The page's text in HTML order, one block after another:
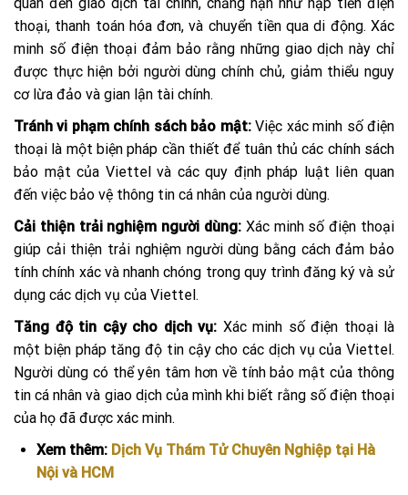
thoại, thanh toán hóa đơn, và chuyển tiền qua di động. Xác
minh số điện thoại đảm bảo rằng những giao dịch này chỉ
được thực hiện bởi người dùng chính chủ, giảm thiểu nguy
cơ lừa đảo và gian lận tài chính.
Tránh vi phạm chính sách bảo mật:Việc xác minh số điện
thoại là một biện pháp cần thiết để tuân thủ các chính sách
bảo mật của Viettel và các quy định pháp luật liên quan
đến việc bảo vệ thông tin cá nhân của người dùng.
Cải thiện trải nghiệm người dùng: Xác minh số điện thoại
giúp cải thiện trải nghiệm người dùng bằng cách đảm bảo
tính chính xác và nhanh chóng trong quy trình đăng ký và sử
dụng các dịch vụ của Viettel.
Tăng độ tin cậy cho dịch vụ: Xác minh số điện thoại là
một biện pháp tăng độ tin cậy cho các dịch vụ của Viettel.
Người dùng có thể yên tâm hơn về tính bảo mật của thông
tin cá nhân và giao dịch của mình khi biết rằng số điện thoại
của họ đã được xác minh.
Xem thêm: Dịch Vụ Thám Tử Chuyên Nghiệp tại Hà
Nội và HCM